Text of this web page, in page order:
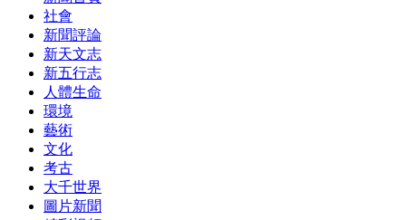
社會
新聞評論
新天文志
新五行志
人體生命
環境
藝術
文化
考古
大千世界
圖片新聞